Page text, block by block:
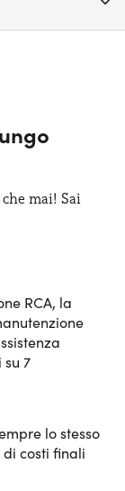
mai! Sai
RCA, la
7
lo stesso
costi finali